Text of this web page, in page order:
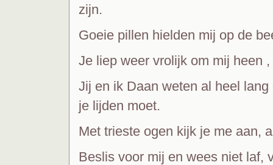
zijn.
Goeie pillen hielden mij op de
Je liep weer vrolijk om mij heen
Jij en ik Daan weten al heel
je lijden moet.
Met trieste ogen kijk je me aan,
Beslis voor mij en wees niet laf,